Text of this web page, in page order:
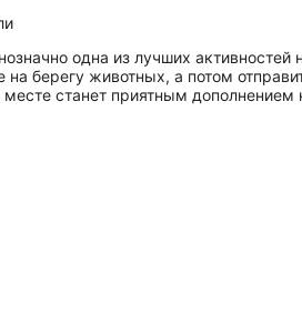
одна из лучших
на берегу животных, а потом
станет приятным дополнением